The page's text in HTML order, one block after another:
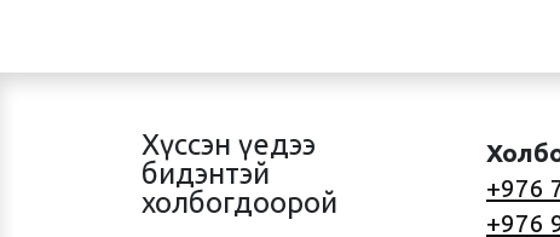
Хүссэн үедээ
бидэнтэй
холбогдоорой
+976
+976